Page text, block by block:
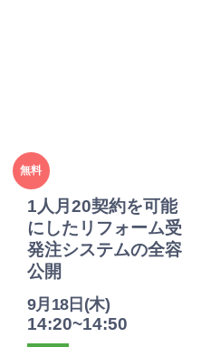
2025年
度
無料
1人月20契約を可能
にしたリフォーム受
発注システムの全容
公開
9月18日(木)
14:20~14:50